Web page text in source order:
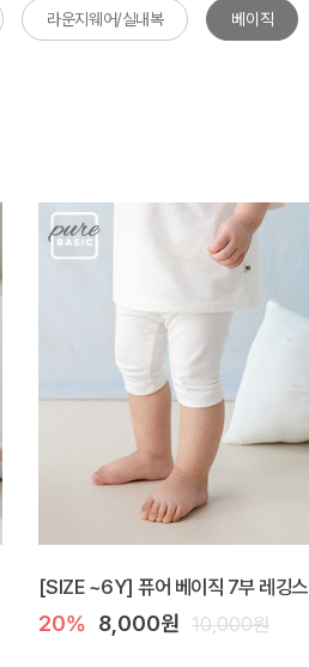
라운지웨어/실내복 베이직
[SIZE ~6Y] 퓨어 베이직 7부 레깅스
20% 8,000원 10,000원